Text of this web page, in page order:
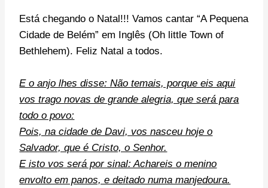
Está chegando o Natal!!! Vamos cantar “A Pequena
Cidade de Belém” em Inglês (Oh little Town of
Bethlehem). Feliz Natal a todos.
E o anjo lhes disse: Não temais, porque eis aqui
vos trago novas de grande alegria, que será para
todo o povo:
Pois, na cidade de Davi, vos nasceu hoje o
Salvador, que é Cristo, o Senhor.
E isto vos será por sinal: Achareis o menino
envolto em panos, e deitado numa manjedoura.